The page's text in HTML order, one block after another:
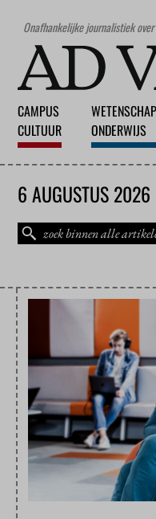
Onafhankelijke journalistiek
CAMPUS
CULTUUR
WETENSCHAP
ONDERWIJS
6 AUGUSTUS 2026